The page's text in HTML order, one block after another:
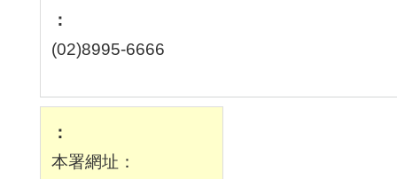
(02)8995-6666
本署網址：